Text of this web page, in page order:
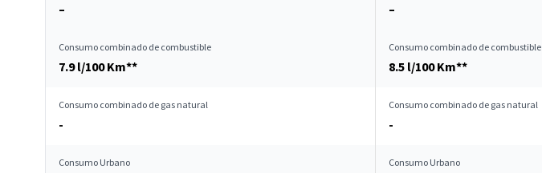
– –
Consumo combinado de combustible
7.9 l/100 Km**
Consumo combinado de combustible
8.5 l/100 Km**
Consumo combinado de gas natural
-
Consumo combinado de gas natural
-
Consumo Urbano Consumo Urbano